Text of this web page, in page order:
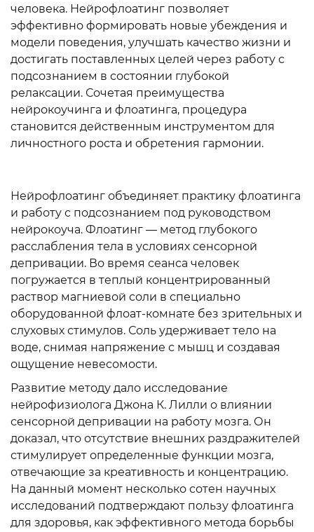
человека. Нейрофлоатинг позволяет
эффективно формировать новые убеждения и
модели поведения, улучшать качество жизни и
достигать поставленных целей через работу с
подсознанием в состоянии глубокой
релаксации. Сочетая преимущества
нейрокоучинга и флоатинга, процедура
становится действенным инструментом для
личностного роста и обретения гармонии.
Нейрофлоатинг объединяет практику флоатинга
и работу с подсознанием под руководством
нейрокоуча. Флоатинг — метод глубокого
расслабления тела в условиях сенсорной
депривации. Во время сеанса человек
погружается в теплый концентрированный
раствор магниевой соли в специально
оборудованной флоат-комнате без зрительных и
слуховых стимулов. Соль удерживает тело на
воде, снимая напряжение с мышц и создавая
ощущение невесомости.
Развитие методу дало исследование
нейрофизиолога Джона К. Лилли о влиянии
сенсорной депривации на работу мозга. Он
доказал, что отсутствие внешних раздражителей
стимулирует определенные функции мозга,
отвечающие за креативность и концентрацию.
На данный момент несколько сотен научных
исследований подтверждают пользу флоатинга
для здоровья, как эффективного метода борьбы